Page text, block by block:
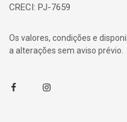
CRECI: PJ-7659
Os valores, condições e
a alterações sem aviso prévio.
FacebookInstagram